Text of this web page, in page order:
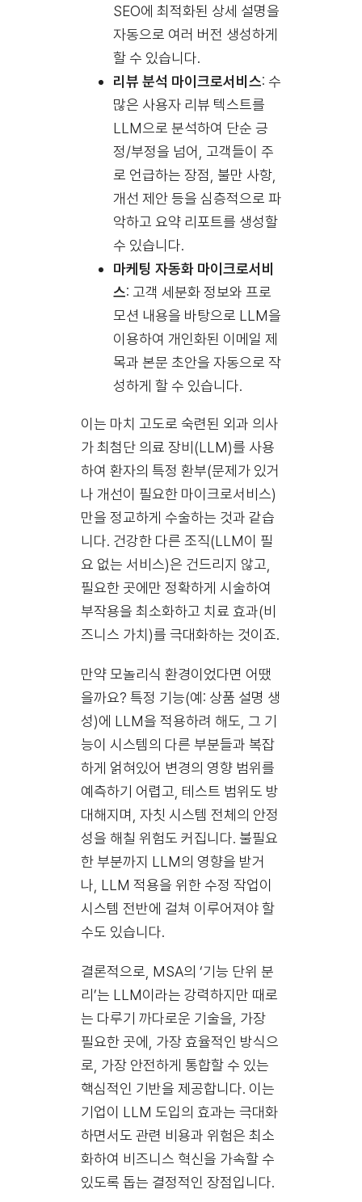
SEO에 최적화된 상세 설명을
자동으로 여러 버전 생성하게
할 수 있습니다.
리뷰 분석 마이크로서비스: 수
많은 사용자 리뷰 텍스트를
LLM으로 분석하여 단순 긍
정/부정을 넘어, 고객들이 주
로 언급하는 장점, 불만 사항,
개선 제안 등을 심층적으로 파
악하고 요약 리포트를 생성할
수 있습니다.
마케팅 자동화 마이크로서비
스: 고객 세분화 정보와 프로
모션 내용을 바탕으로 LLM을
이용하여 개인화된 이메일 제
목과 본문 초안을 자동으로 작
성하게 할 수 있습니다.
이는 마치 고도로 숙련된 외과 의사
가 최첨단 의료 장비(LLM)를 사용
하여 환자의 특정 환부(문제가 있거
나 개선이 필요한 마이크로서비스)
만을 정교하게 수술하는 것과 같습
니다. 건강한 다른 조직(LLM이 필
요 없는 서비스)은 건드리지 않고,
필요한 곳에만 정확하게 시술하여
부작용을 최소화하고 치료 효과(비
즈니스 가치)를 극대화하는 것이죠.
만약 모놀리식 환경이었다면 어땠
을까요? 특정 기능(예: 상품 설명 생
성)에 LLM을 적용하려 해도, 그 기
능이 시스템의 다른 부분들과 복잡
하게 얽혀있어 변경의 영향 범위를
예측하기 어렵고, 테스트 범위도 방
대해지며, 자칫 시스템 전체의 안정
성을 해칠 위험도 커집니다. 불필요
한 부분까지 LLM의 영향을 받거
나, LLM 적용을 위한 수정 작업이
시스템 전반에 걸쳐 이루어져야 할
수도 있습니다.
결론적으로, MSA의 ‘기능 단위 분
리’는 LLM이라는 강력하지만 때로
는 다루기 까다로운 기술을, 가장
필요한 곳에, 가장 효율적인 방식으
로, 가장 안전하게 통합할 수 있는
핵심적인 기반을 제공합니다. 이는
기업이 LLM 도입의 효과는 극대화
하면서도 관련 비용과 위험은 최소
화하여 비즈니스 혁신을 가속할 수
있도록 돕는 결정적인 장점입니다.